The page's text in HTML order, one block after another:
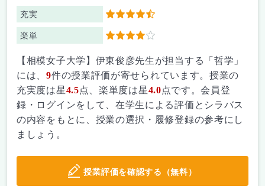
充実 4.5
楽単 4
【相模女子大学】伊東俊彦先生が担当する「哲学」
には、9件の授業評価が寄せられています。授業の
充実度は星4.5点、楽単度は星4.0点です。会員登
録・ログインをして、在学生による評価とシラバス
の内容をもとに、授業の選択・履修登録の参考にし
ましょう。
授業評価を確認する（無料）